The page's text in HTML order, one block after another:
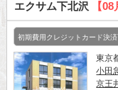
エクサム下北沢 【
初期費用クレジットカード決
東京
小田
京王